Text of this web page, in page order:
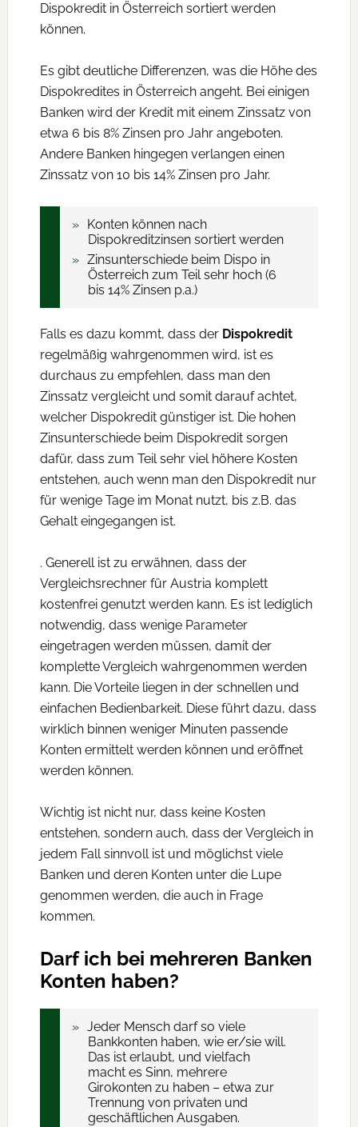
Dispokredit in Österreich sortiert werden
können.
Es gibt deutliche Differenzen, was die Höhe des
Dispokredites in Österreich angeht. Bei einigen
Banken wird der Kredit mit einem Zinssatz von
etwa 6 bis 8% Zinsen pro Jahr angeboten.
Andere Banken hingegen verlangen einen
Zinssatz von 10 bis 14% Zinsen pro Jahr.
Konten können nach
Dispokreditzinsen sortiert werden
Zinsunterschiede beim Dispo in
Österreich zum Teil sehr hoch (6
bis 14% Zinsen p.a.)
Falls es dazu kommt, dass der Dispokredit
regelmäßig wahrgenommen wird, ist es
durchaus zu empfehlen, dass man den
Zinssatz vergleicht und somit darauf achtet,
welcher Dispokredit günstiger ist. Die hohen
Zinsunterschiede beim Dispokredit sorgen
dafür, dass zum Teil sehr viel höhere Kosten
entstehen, auch wenn man den Dispokredit nur
für wenige Tage im Monat nutzt, bis z.B. das
Gehalt eingegangen ist.
. Generell ist zu erwähnen, dass der
Vergleichsrechner für Austria komplett
kostenfrei genutzt werden kann. Es ist lediglich
notwendig, dass wenige Parameter
eingetragen werden müssen, damit der
komplette Vergleich wahrgenommen werden
kann. Die Vorteile liegen in der schnellen und
einfachen Bedienbarkeit. Diese führt dazu, dass
wirklich binnen weniger Minuten passende
Konten ermittelt werden können und eröffnet
werden können.
Wichtig ist nicht nur, dass keine Kosten
entstehen, sondern auch, dass der Vergleich in
jedem Fall sinnvoll ist und möglichst viele
Banken und deren Konten unter die Lupe
genommen werden, die auch in Frage
kommen.
Darf ich bei mehreren Banken
Konten haben?
Jeder Mensch darf so viele
Bankkonten haben, wie er/sie will.
Das ist erlaubt, und vielfach
macht es Sinn, mehrere
Girokonten zu haben – etwa zur
Trennung von privaten und
geschäftlichen Ausgaben.